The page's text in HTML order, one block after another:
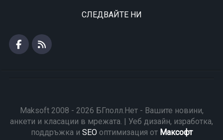
СЛЕДВАЙТЕ НИ
Maksoft 2008 - 2026 БГполл.Нет - Вашите новини,
анкети и класации в мрежата. | Уеб дизайн, изработка,
поддръжка и SEOоптимизация от Максофт